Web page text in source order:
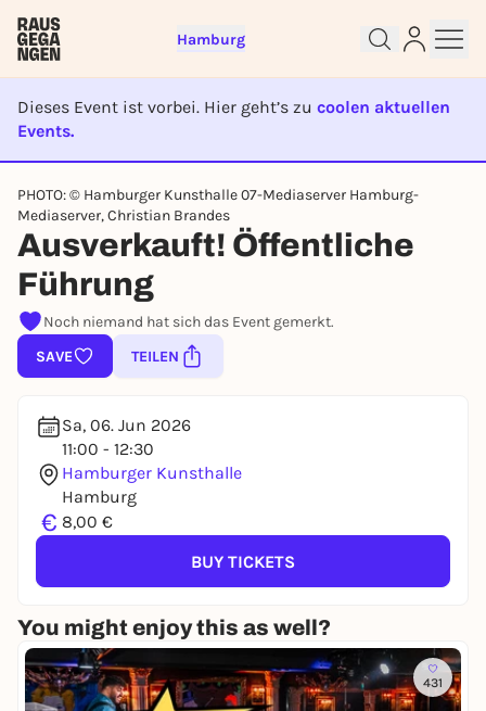
Hamburg
Dieses Event ist vorbei. Hier geht’s zu coolen aktuellen
Events.
EVENT IST BEENDET
PHOTO: © Hamburger Kunsthalle 07-Mediaserver Hamburg-
Mediaserver, Christian Brandes
Ausverkauft! Öffentliche
Führung
Noch niemand hat sich das Event gemerkt.
SAVE
TEILEN
Sa, 06. Jun 2026
11:00 - 12:30
Hamburger Kunsthalle
Hamburg
€ 8,00 €
BUY TICKETS
You might enjoy this as well?
431
Sign up for free and get started
right away
To like events, follow pages, or participate in
REGISTER FOR FREE NOW
You already have an account?Log in now